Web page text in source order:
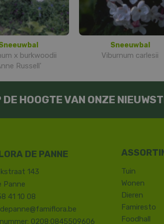
x burkwoodii
Russell'
Sneeuwbal
Viburnum carlesii
HOOGTE VAN ONZE
DE PANNE
143
Panne
41 10 08
0208:0845509606
Tuin
Wonen
Dieren
Famiresto
Foodhall